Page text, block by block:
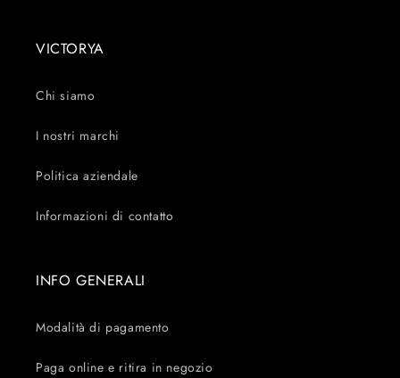
VICTORYA
Chi siamo
I nostri marchi
Politica aziendale
Informazioni di contatto
INFO GENERALI
Modalità di pagamento
Paga online e ritira in negozio